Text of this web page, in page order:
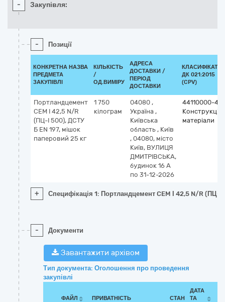
- Закупівля:
- Позиції
КОНКРЕТНА НАЗВА
ПРЕДМЕТА
ЗАКУПІВЛІ
КІЛЬКІСТЬ
/
ОД.ВИМІРУ
АДРЕСА
ДОСТАВКИ /
ПЕРІОД
ДОСТАВКИ
ДК 021:2015
(CPV)
Портландцемент
CEM І 42,5 N/R
(ПЦ-I 500), ДСТУ
Б EN 197, мішок
паперовий 25 кг
1 750
кілограм
04080 ,
Україна ,
Київська
область , Київ
, 04080, місто
Київ, ВУЛИЦЯ
ДМИТРІВСЬКА,
будинок 16 А
по 31-12-2026
44110000-4
матеріали
+ Специфікація 1: Портландцемент CEM І 42,5 N/R (ПЦ-
- Документи
Завантажити архівом
Тип документа: Оголошення про проведення
закупівлі
ФАЙЛ ПРИВАТНІСТЬ СТАН
ДАТА
ТА